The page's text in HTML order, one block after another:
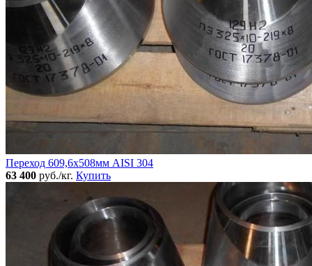
Переход 609,6х508мм AISI 304
63 400 руб./кг. Купить